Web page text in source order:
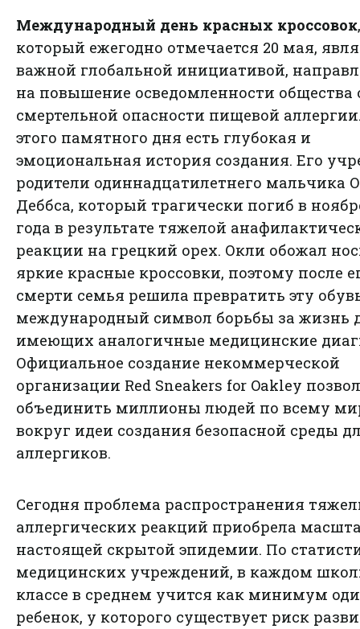
Международный день красных кроссовок,
который ежегодно отмечается 20 мая,
важной глобальной инициативой,
на повышение осведомленности общества
смертельной опасности пищевой
этого памятного дня есть глубокая и
эмоциональная история создания. Его
родители одиннадцатилетнего мальчика
Деббса, который трагически погиб в
года в результате тяжелой
реакции на грецкий орех. Окли обожал
яркие красные кроссовки, поэтому после
смерти семья решила превратить эту
международный символ борьбы за жизнь
имеющих аналогичные медицинские
Официальное создание некоммерческой
организации Red Sneakers for Oakley
объединить миллионы людей по всему
вокруг идеи создания безопасной среды
аллергиков.
Сегодня проблема распространения
аллергических реакций приобрела
настоящей скрытой эпидемии. По
медицинских учреждений, в каждом
классе в среднем учится как минимум
ребенок, у которого существует риск